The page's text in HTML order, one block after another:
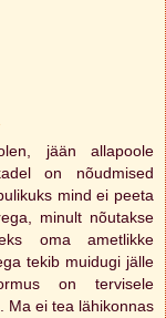
jään allapoole
on nõudmised
mind ei peeta
minult nõutakse
oma ametlikke
tekib muidugi jälle
on tervisele
Ma ei tea lähikonnas